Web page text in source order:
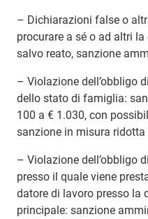
– Dichiarazioni false o
procurare a sé o ad altri la
salvo reato, sanzione
– Violazione dell’obbligo
dello stato di famiglia:
100 a € 1.030, con
sanzione in misura
– Violazione dell’obbligo
presso il quale viene
datore di lavoro presso la
principale: sanzione